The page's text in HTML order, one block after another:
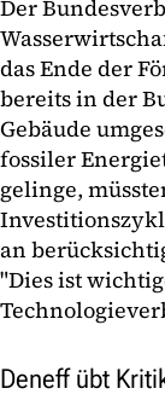
Der
das Ende der
bereits in der
Gebäude
fossiler
gelinge,
an
"Dies ist
Deneff übt